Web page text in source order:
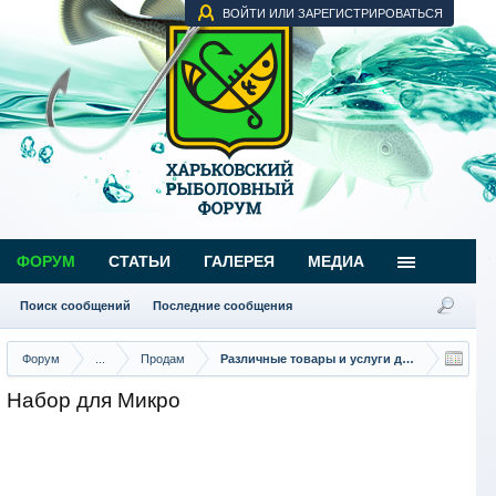
ВОЙТИ ИЛИ ЗАРЕГИСТРИРОВАТЬСЯ
Форум Продам Различные товары и услуги для рыбаков
Набор для Микро
ФОРУМ
Поиск сообщений Последние сообщения
СТАТЬИ ГАЛЕРЕЯ МЕДИА